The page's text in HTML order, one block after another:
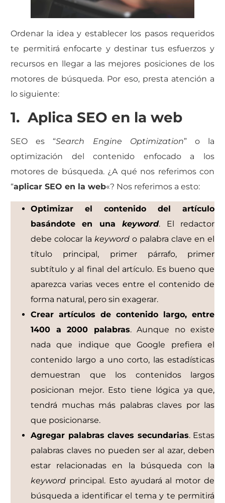
Ordenar la idea y establecer los pasos requeridos
te permitirá enfocarte y destinar tus esfuerzos y
recursos en llegar a las mejores posiciones de los
motores de búsqueda. Por eso, presta atención a
lo siguiente:
1. Aplica SEO en la web
SEO es “Search Engine Optimization” o la
optimización del contenido enfocado a los
motores de búsqueda. ¿A qué nos referimos con
“aplicar SEO en la web«? Nos referimos a esto:
Optimizar el contenido del artículo
basándote en unakeyword. El redactor
debe colocar la keyword o palabra clave en el
título principal, primer párrafo, primer
subtítulo y al final del artículo. Es bueno que
aparezca varias veces entre el contenido de
forma natural, pero sin exagerar.
Crear artículos de contenido largo, entre
1400 a 2000 palabras. Aunque no existe
nada que indique que Google prefiera el
contenido largo a uno corto, las estadísticas
demuestran que los contenidos largos
posicionan mejor. Esto tiene lógica ya que,
tendrá muchas más palabras claves por las
que posicionarse.
Agregar palabras claves secundarias. Estas
palabras claves no pueden ser al azar, deben
estar relacionadas en la búsqueda con la
keyword principal. Esto ayudará al motor de
búsqueda a identificar el tema y te permitirá